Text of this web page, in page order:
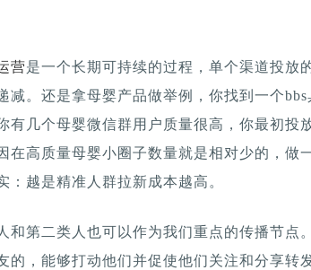
营是一个长期可持续的过程，单个渠道投放
减。还是拿母婴产品做举例，你找到一个
有几个母婴微信群用户质量很高，你最初投
在高质量母婴小圈子数量就是相对少的，做
：越是精准人群拉新成本越高。
和第二类人也可以作为我们重点的传播节点
的，能够打动他们并促使他们关注和分享转